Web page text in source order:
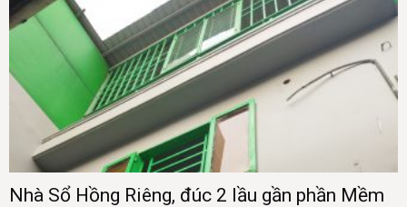
Nhà Sổ Hồng Riêng, đúc 2 lầu gần phần Mềm